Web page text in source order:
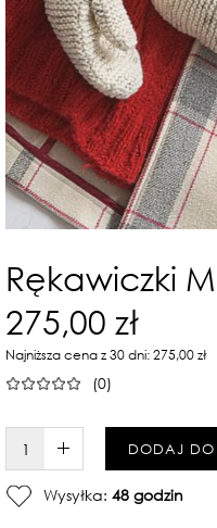
Rękawiczki
275,00 zł
Najniższa cena z 30 dni: 275,00 zł
(0)
W KOSZYKU :)DODAJ DO
Wysyłka: 48 godzin